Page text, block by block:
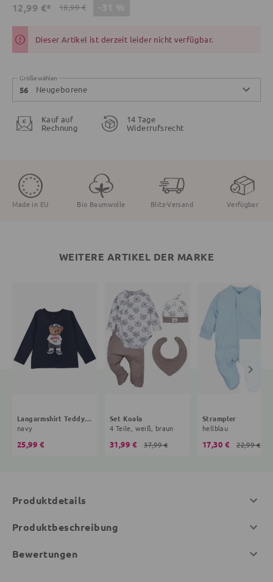
12,99 €* 18,99 €
Dieser Artikel ist derzeit leider nicht verfügbar.
Größe wählen
56 Neugeborene
Kauf auf
Rechnung
14 Tage
Widerrufsrecht
Made in EU Bio Baumwolle Blitz-Versand Verfügbar
WEITERE ARTIKEL DER MARKE
Langarmshirt Teddybär
navy
25,99 €
Set Koala
4 Teile, weiß, braun
31,99 € 37,99 €
Strampler
hellblau
17,30 € 22,99 €
Produktdetails
Produktbeschreibung
Bewertungen